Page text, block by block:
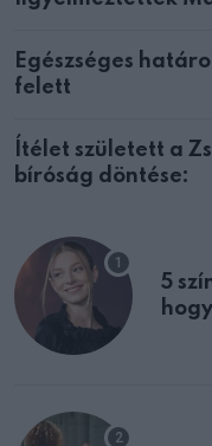
Egészséges
felett
Ítélet született a
bíróság döntése:
5